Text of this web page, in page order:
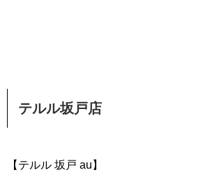
テルル坂戸店
【テルル 坂戸 au】